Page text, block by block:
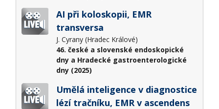
AI při koloskopii, EMR
transversa
J. Cyrany (Hradec Králové)
46. české a slovenské endoskopické
dny a Hradecké gastroenterologické
dny (2025)
Umělá inteligence v diagnostice
lézí tračníku, EMR v ascendens